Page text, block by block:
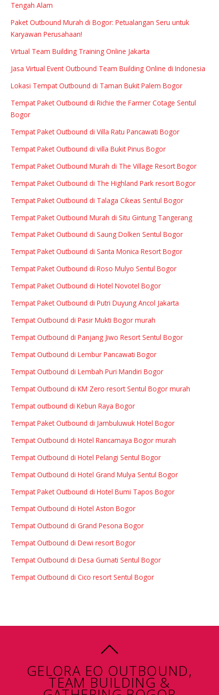
Tengah Alam
Paket Outbound Murah di Bogor: Petualangan Seru untuk
Karyawan Perusahaan!
Virtual Team Building Training Online Jakarta
Jasa Virtual Event Outbound Team Building Online di Indonesia
Lokasi Tempat Outbound di Taman Bukit Palem Bogor
Tempat Paket Outbound di Richie the Farmer Cotage Sentul
Bogor
Tempat Paket Outbound di Villa Ratu Pancawati Bogor
Tempat Paket Outbound di villa Bukit Pinus Bogor
Tempat Paket Outbound Murah di The Village Resort Bogor
Tempat Paket Outbound di The Highland Park resort Bogor
Tempat Paket Outbound di Talaga Cikeas Sentul Bogor
Tempat Paket Outbound Murah di Situ Gintung Tangerang
Tempat Paket Outbound di Saung Dolken Sentul Bogor
Tempat Paket Outbound di Santa Monica Resort Bogor
Tempat Paket Outbound di Roso Mulyo Sentul Bogor
Tempat Paket Outbound di Hotel Novotel Bogor
Tempat Paket Outbound di Putri Duyung Ancol Jakarta
Tempat Outbound di Pasir Mukti Bogor murah
Tempat Outbound di Panjang Jiwo Resort Sentul Bogor
Tempat Outbound di Lembur Pancawati Bogor
Tempat Outbound di Lembah Puri Mandiri Bogor
Tempat Outbound di KM Zero resort Sentul Bogor murah
Tempat outbound di Kebun Raya Bogor
Tempat Paket Outbound di Jambuluwuk Hotel Bogor
Tempat Outbound di Hotel Rancamaya Bogor murah
Tempat Outbound di Hotel Pelangi Sentul Bogor
Tempat Outbound di Hotel Grand Mulya Sentul Bogor
Tempat Paket Outbound di Hotel Bumi Tapos Bogor
Tempat Outbound di Hotel Aston Bogor
Tempat Outbound di Grand Pesona Bogor
Tempat Outbound di Dewi resort Bogor
Tempat Outbound di Desa Gumati Sentul Bogor
Tempat Outbound di Cico resort Sentul Bogor
GELORA EO OUTBOUND,
TEAM BUILDING &